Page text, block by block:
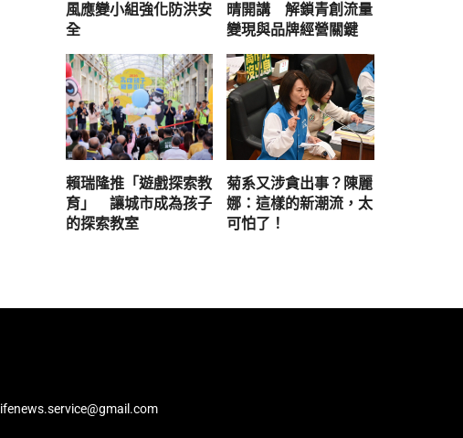
風應變小組強化防洪安
全
晴開講 解鎖青創流量
變現與品牌經營關鍵
賴瑞隆推「遊戲探索教
育」 讓城市成為孩子
的探索教室
菊系又涉貪出事？陳麗
娜：這樣的新潮流，太
可怕了！
lifenews.service@gmail.com